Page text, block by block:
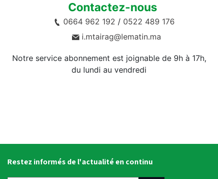
Contactez-nous
0664 962 192 / 0522 489 176
i.mtairag@lematin.ma
Notre service abonnement est joignable de 9h à 17h,
du lundi au vendredi
Restez informés de l'actualité en continu